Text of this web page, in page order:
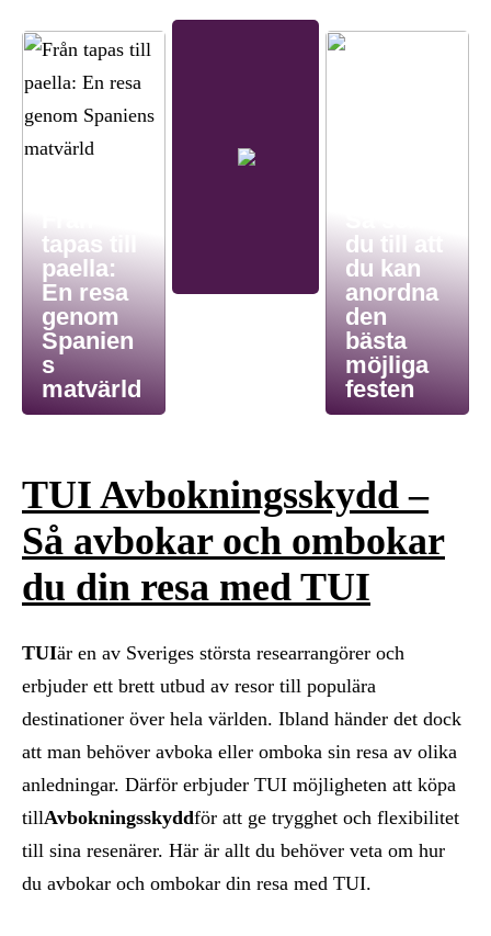
tapas till
paella:
En resa
genom
Spanien
s
matvärld
du till att
du kan
anordna
den
bästa
möjliga
festen
TUI Avbokningsskydd –
Så avbokar och ombokar
du din resa med TUI
TUIär en av Sveriges största researrangörer och
erbjuder ett brett utbud av resor till populära
destinationer över hela världen. Ibland händer det dock
att man behöver avboka eller omboka sin resa av olika
anledningar. Därför erbjuder TUI möjligheten att köpa
tillAvbokningsskyddför att ge trygghet och flexibilitet
till sina resenärer. Här är allt du behöver veta om hur
du avbokar och ombokar din resa med TUI.